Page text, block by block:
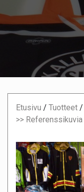
Etusivu / Tuotteet /
>> Referenssikuvia